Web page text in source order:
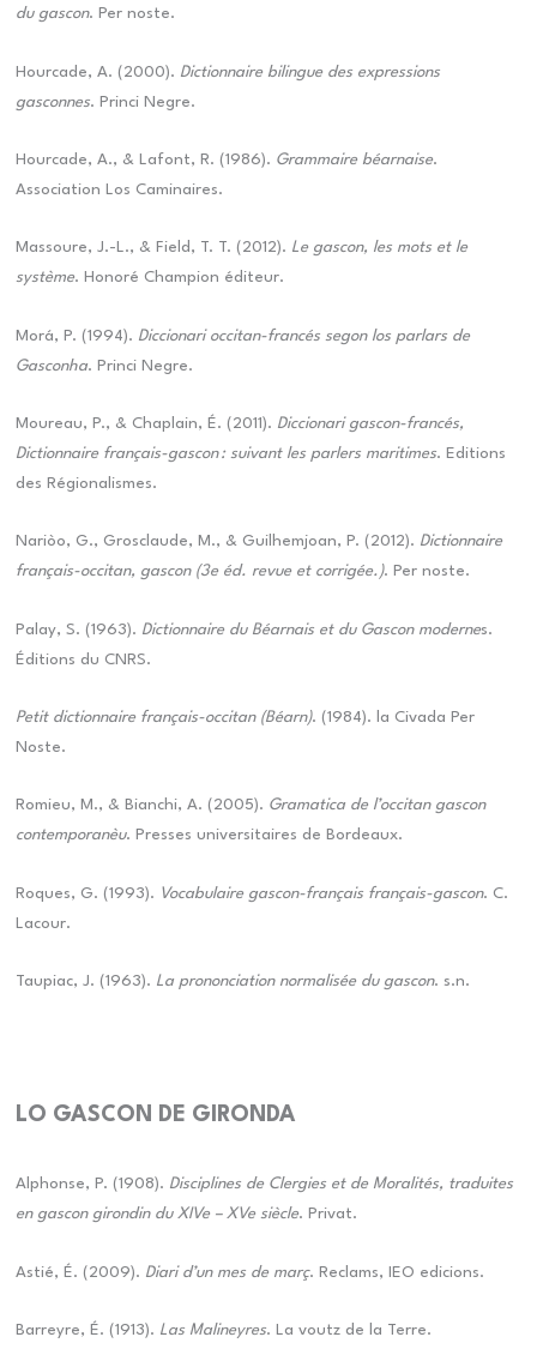
du gascon. Per noste.
Hourcade, A. (2000). Dictionnaire bilingue des expressions
gasconnes. Princi Negre.
Hourcade, A., & Lafont, R. (1986). Grammaire béarnaise.
Association Los Caminaires.
Massoure, J.-L., & Field, T. T. (2012). Le gascon, les mots et le
système. Honoré Champion éditeur.
Morá, P. (1994). Diccionari occitan-francés segon los parlars de
Gasconha. Princi Negre.
Moureau, P., & Chaplain, É. (2011). Diccionari gascon-francés,
Dictionnaire français-gascon : suivant les parlers maritimes. Editions
des Régionalismes.
Nariòo, G., Grosclaude, M., & Guilhemjoan, P. (2012). Dictionnaire
français-occitan, gascon (3e éd. revue et corrigée.). Per noste.
Palay, S. (1963). Dictionnaire du Béarnais et du Gascon modernes.
Éditions du CNRS.
Petit dictionnaire français-occitan (Béarn). (1984). la Civada Per
Noste.
Romieu, M., & Bianchi, A. (2005). Gramatica de l’occitan gascon
contemporanèu. Presses universitaires de Bordeaux.
Roques, G. (1993). Vocabulaire gascon-français français-gascon. C.
Lacour.
Taupiac, J. (1963). La prononciation normalisée du gascon. s.n.
LO GASCON DE GIRONDA
Alphonse, P. (1908). Disciplines de Clergies et de Moralités, traduites
en gascon girondin du XIVe – XVe siècle. Privat.
Astié, É. (2009). Diari d’un mes de març. Reclams, IEO edicions.
Barreyre, É. (1913). Las Malineyres. La voutz de la Terre.